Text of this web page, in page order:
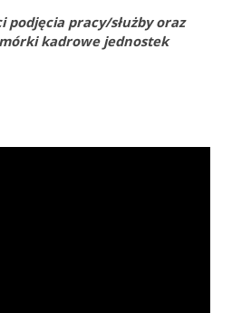
podjęcia pracy/służby oraz
kadrowe jednostek